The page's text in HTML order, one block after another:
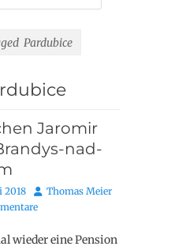
Pardubice
Jaromir
nad-
2018 AutorThomas Meier
wieder eine Pension